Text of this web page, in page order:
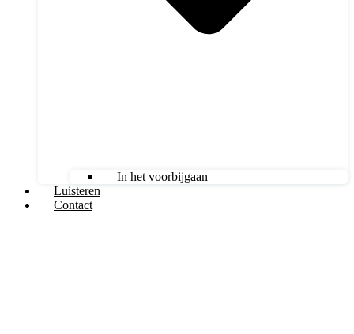
In het voorbijgaan
Luisteren
Contact